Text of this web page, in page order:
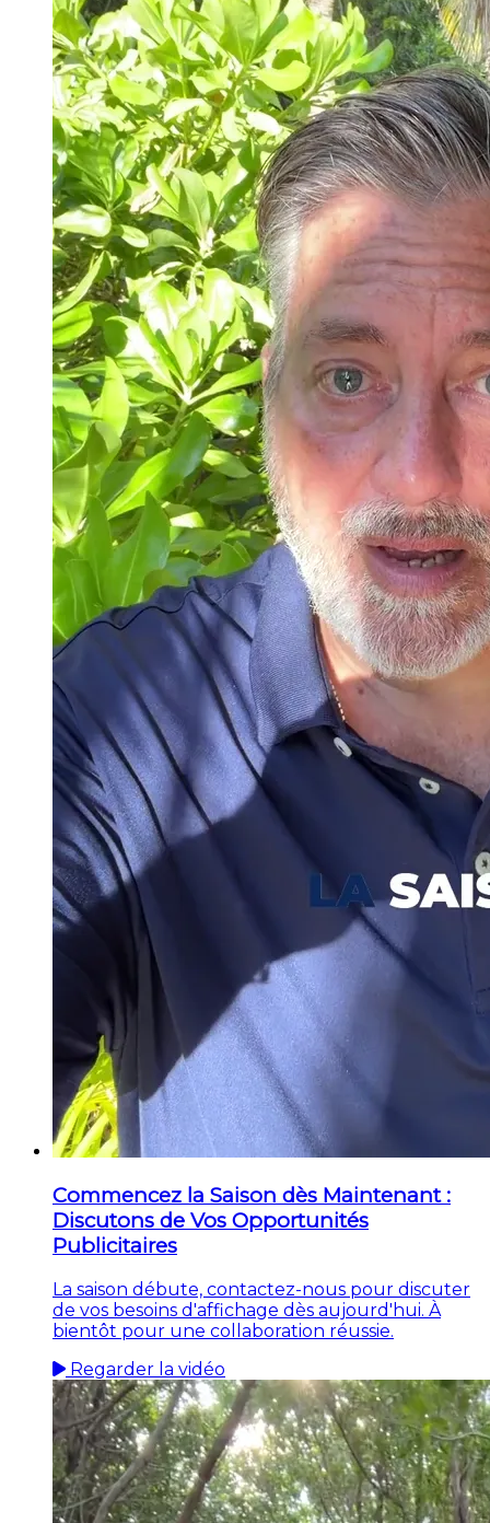
Commencez la Saison dès Maintenant :
Discutons de Vos Opportunités
Publicitaires
La saison débute, contactez-nous pour discuter
de vos besoins d'affichage dès aujourd'hui. À
bientôt pour une collaboration réussie.
Regarder la vidéo